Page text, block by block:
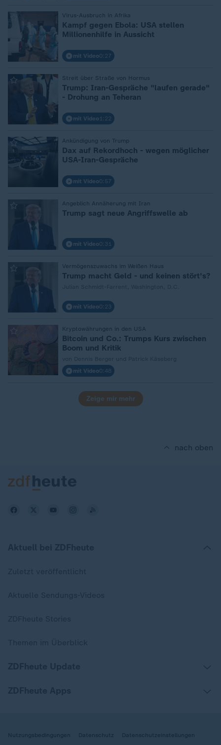
Virus-Ausbruch in Afrika
:
Kampf gegen Ebola: USA stellen
Millionenhilfe in Aussicht
mit Video0:27
Streit über Straße von Hormus
:
Trump: Iran-Gespräche "laufen gerade"
- Drohung an Teheran
mit Video 1:22
Ankündigung von Trump
:
Dax auf Rekordhoch - wegen möglicher
USA-Iran-Gespräche
mit Video0:57
Angeblich Annäherung mit Iran
: Trump sagt neue Angriffswelle ab
mit Video0:31
Vermögenszuwachs im Weißen Haus
: Trump macht Geld - und keinen stört's?
mit Video0:23
Kryptowährungen in den USA
:
Bitcoin und Co.: Trumps Kurs zwischen
Boom und Kritik
mit Video0:48
Zeige mir mehr
nach oben
Nutzungsbedingungen Datenschutz Datenschutzeinstellungen